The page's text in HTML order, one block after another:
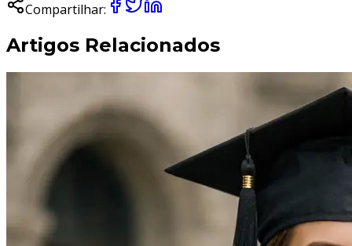
Compartilhar:
Artigos Relacionados